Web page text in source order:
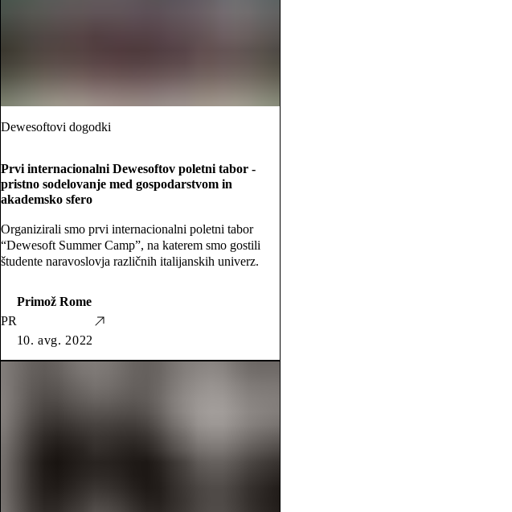
Dewesoftovi dogodki
Prvi internacionalni Dewesoftov poletni tabor -
pristno sodelovanje med gospodarstvom in
akademsko sfero
Organizirali smo prvi internacionalni poletni tabor
“Dewesoft Summer Camp”, na katerem smo gostili
študente naravoslovja različnih italijanskih univerz.
PR
Primož Rome
10. avg. 2022